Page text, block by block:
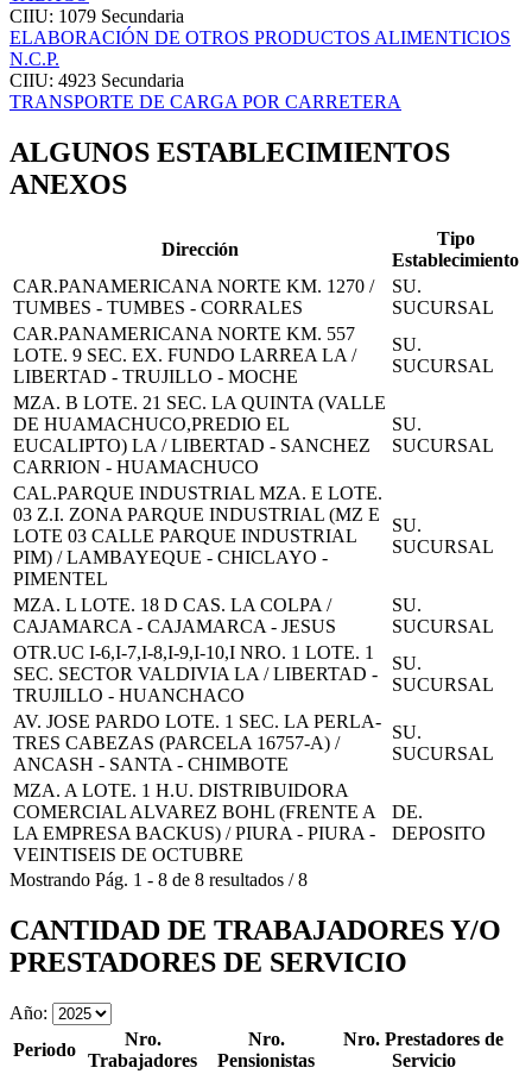
CIIU: 1079 Secundaria
ELABORACIÓN DE OTROS PRODUCTOS ALIMENTICIOS
N.C.P.
CIIU: 4923 Secundaria
TRANSPORTE DE CARGA POR CARRETERA
ALGUNOS ESTABLECIMIENTOS
ANEXOS
Dirección
Tipo
Establecimiento
CAR.PANAMERICANA NORTE KM. 1270 /
TUMBES - TUMBES - CORRALES
SU.
SUCURSAL
CAR.PANAMERICANA NORTE KM. 557
LOTE. 9 SEC. EX. FUNDO LARREA LA /
LIBERTAD - TRUJILLO - MOCHE
SU.
SUCURSAL
MZA. B LOTE. 21 SEC. LA QUINTA (VALLE
DE HUAMACHUCO,PREDIO EL
EUCALIPTO) LA / LIBERTAD - SANCHEZ
CARRION - HUAMACHUCO
SU.
SUCURSAL
CAL.PARQUE INDUSTRIAL MZA. E LOTE.
03 Z.I. ZONA PARQUE INDUSTRIAL (MZ E
LOTE 03 CALLE PARQUE INDUSTRIAL
PIM) / LAMBAYEQUE - CHICLAYO -
PIMENTEL
SU.
SUCURSAL
MZA. L LOTE. 18 D CAS. LA COLPA /
CAJAMARCA - CAJAMARCA - JESUS
SU.
SUCURSAL
OTR.UC I-6,I-7,I-8,I-9,I-10,I NRO. 1 LOTE. 1
SEC. SECTOR VALDIVIA LA / LIBERTAD -
TRUJILLO - HUANCHACO
SU.
SUCURSAL
AV. JOSE PARDO LOTE. 1 SEC. LA PERLA-
TRES CABEZAS (PARCELA 16757-A) /
ANCASH - SANTA - CHIMBOTE
SU.
SUCURSAL
MZA. A LOTE. 1 H.U. DISTRIBUIDORA
COMERCIAL ALVAREZ BOHL (FRENTE A
LA EMPRESA BACKUS) / PIURA - PIURA -
VEINTISEIS DE OCTUBRE
DE.
DEPOSITO
Mostrando Pág. 1 - 8 de 8 resultados /8
CANTIDAD DE TRABAJADORES Y/O
PRESTADORES DE SERVICIO
Año:
Periodo
Nro.
Trabajadores
Nro.
Pensionistas
Nro. Prestadores de
Servicio